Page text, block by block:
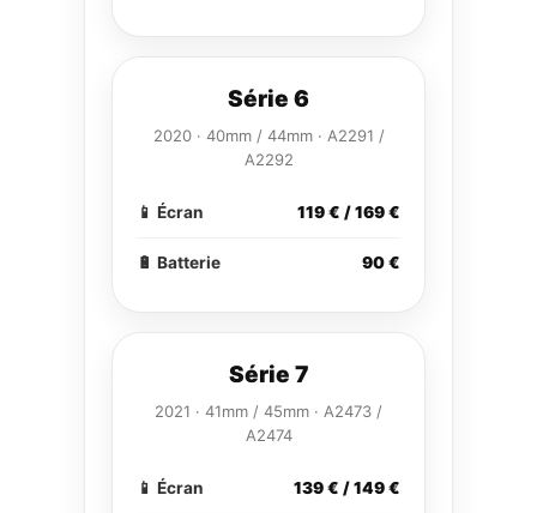
Série 6
2020 · 40mm / 44mm · A2291 /
A2292
📱 Écran 119 € / 169 €
🔋 Batterie 90 €
Série 7
2021 · 41mm / 45mm · A2473 /
A2474
📱 Écran 139 € / 149 €